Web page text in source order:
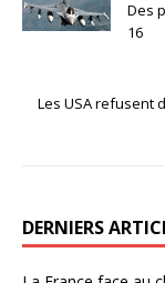
Des
16
Les USA refusent
DERNIERS